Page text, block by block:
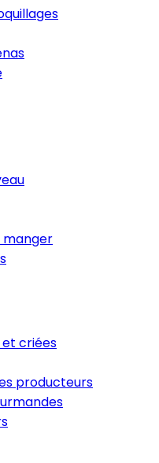
manger
et criées
producteurs